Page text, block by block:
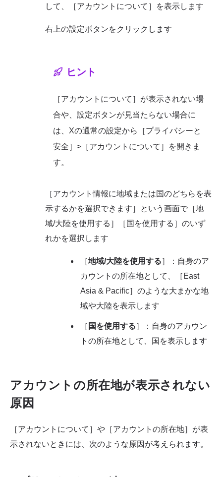
して、［アカウントについて］を表示します
右上の設定ボタンをクリックします
ヒント
［アカウントについて］が表示されない場
合や、設定ボタンが見当たらない場合に
は、Xの通常の設定から［プライバシーと
安全］>［アカウントについて］を開きま
す。
［アカウント情報に地域または国のどちらを表
示するかを選択できます］という画面で［地
域/大陸を使用する］［国を使用する］のいず
れかを選択します
［地域/大陸を使用する］：自身のア
カウントの所在地として、［East
Asia & Pacific］のような大まかな地
域や大陸を表示します
［ 国を使用する］：自身のアカウン
トの所在地として、国を表示します
アカウントの所在地が表示されない
原因
［アカウントについて］や［アカウントの所在地］が表
示されないときには、次のような原因が考えられます。